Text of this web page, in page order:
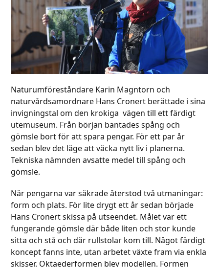
Naturumföreståndare Karin Magntorn och
naturvårdsamordnare Hans Cronert berättade i sina
invigningstal om den krokiga vägen till ett färdigt
utemuseum. Från början bantades spång och
gömsle bort för att spara pengar. För ett par år
sedan blev det läge att väcka nytt liv i planerna.
Tekniska nämnden avsatte medel till spång och
gömsle.
När pengarna var säkrade återstod två utmaningar:
form och plats. För lite drygt ett år sedan började
Hans Cronert skissa på utseendet. Målet var ett
fungerande gömsle där både liten och stor kunde
sitta och stå och där rullstolar kom till. Något färdigt
koncept fanns inte, utan arbetet växte fram via enkla
skisser. Oktaederformen blev modellen. Formen